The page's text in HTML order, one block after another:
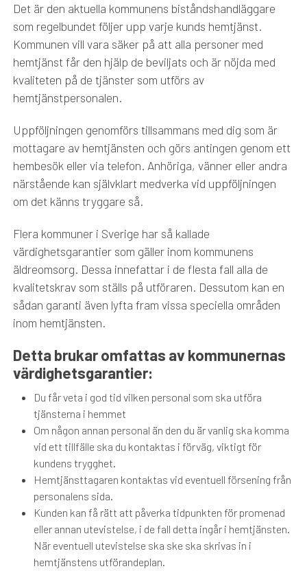
Det är den aktuella kommunens biståndshandläggare
som regelbundet följer upp varje kunds hemtjänst.
Kommunen vill vara säker på att alla personer med
hemtjänst får den hjälp de beviljats och är nöjda med
kvaliteten på de tjänster som utförs av
hemtjänstpersonalen.
Uppföljningen genomförs tillsammans med dig som är
mottagare av hemtjänsten och görs antingen genom ett
hembesök eller via telefon. Anhöriga, vänner eller andra
närstående kan självklart medverka vid uppföljningen
om det känns tryggare så.
Flera kommuner i Sverige har så kallade
värdighetsgarantier som gäller inom kommunens
äldreomsorg. Dessa innefattar i de flesta fall alla de
kvalitetskrav som ställs på utföraren. Dessutom kan en
sådan garanti även lyfta fram vissa speciella områden
inom hemtjänsten.
Detta brukar omfattas av kommunernas
värdighetsgarantier:
Du får veta i god tid vilken personal som ska utföra
tjänsterna i hemmet
Om någon annan personal än den du är vanlig ska komma
vid ett tillfälle ska du kontaktas i förväg, viktigt för
kundens trygghet.
Hemtjänsttagaren kontaktas vid eventuell försening från
personalens sida.
Kunden kan få rätt att påverka tidpunkten för promenad
eller annan utevistelse, i de fall detta ingår i hemtjänsten.
När eventuell utevistelse ska ske ska skrivas in i
hemtjänstens utförandeplan.